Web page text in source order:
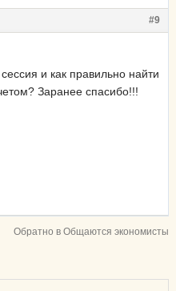
#9
и как правильно найти
Заранее спасибо!!!
Обратно в Общаются экономисты